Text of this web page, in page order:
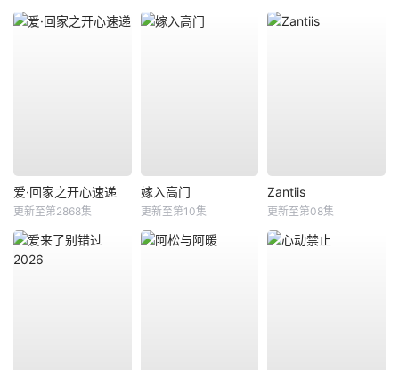
爱·回家之开心速递
更新至第2868集
嫁入高门
更新至第10集
Zantiis
更新至第08集